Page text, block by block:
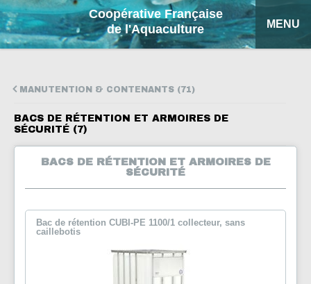
Coopérative Française
de l'Aquaculture
MENU
FICHES EXPLICATIVES
RECHERCHE
MANUTENTION & CONTENANTS (71)
BACS DE RÉTENTION ET ARMOIRES DE
SÉCURITÉ (7)
BACS DE RÉTENTION ET ARMOIRES DE
SÉCURITÉ
Bac de rétention CUBI-PE 1100/1 collecteur, sans
caillebotis